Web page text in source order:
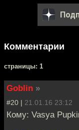
Комментарии
cтраницы: 1
Goblin »
#20 | 21.01.16 23:12
Кому: Vasya